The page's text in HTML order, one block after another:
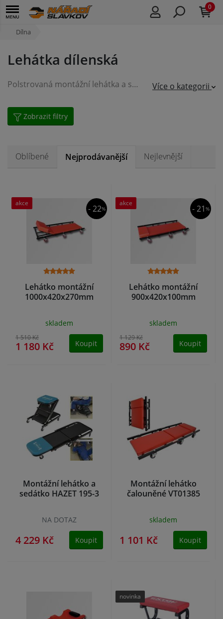
0
Dílna
Lehátka dílenská
Polstrovaná montážní lehátka a sedátka vysoké kvality, pojízdná a polohovací pro pohodlnou práci v dílně nebo servisu. U sedátek a některých lehátek oceníte i praktickou plochu pro odkládání nářadí při práci. Více o kategorii
Zobrazit filtry
Oblíbené Nejprodávanější Nejlevnější
Lehátko montážní
1000x420x270mm
akce
- 22%
skladem
1 510 Kč
1 180 Kč Koupit
Lehátko montážní
900x420x100mm
akce
- 21 %
skladem
1 129 Kč
890 Kč Koupit
Montážní lehátko a
sedátko HAZET 195-3
NA DOTAZ
4 229 Kč Koupit
Montážní lehátko
čalouněné VT01385
skladem
1 101 Kč Koupit
novinka